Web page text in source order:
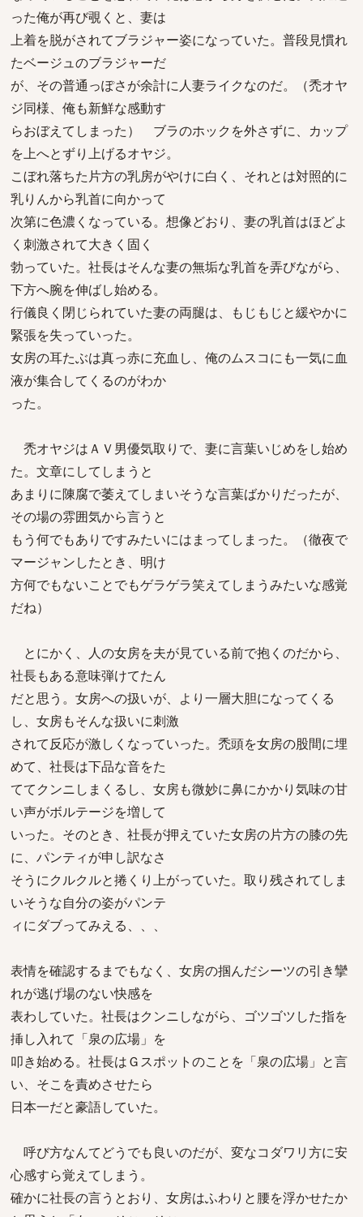
った俺が再び覗くと、妻は
上着を脱がされてブラジャー姿になっていた。普段見慣れ
たベージュのブラジャーだ
が、その普通っぽさが余計に人妻ライクなのだ。（禿オヤ
ジ同様、俺も新鮮な感動す
らおぼえてしまった） ブラのホックを外さずに、カップ
を上へとずり上げるオヤジ。
こぼれ落ちた片方の乳房がやけに白く、それとは対照的に
乳りんから乳首に向かって
次第に色濃くなっている。想像どおり、妻の乳首はほどよ
く刺激されて大きく固く
勃っていた。社長はそんな妻の無垢な乳首を弄びながら、
下方へ腕を伸ばし始める。
行儀良く閉じられていた妻の両腿は、もじもじと緩やかに
緊張を失っていった。
女房の耳たぶは真っ赤に充血し、俺のムスコにも一気に血
液が集合してくるのがわか
った。
禿オヤジはＡＶ男優気取りで、妻に言葉いじめをし始め
た。文章にしてしまうと
あまりに陳腐で萎えてしまいそうな言葉ばかりだったが、
その場の雰囲気から言うと
もう何でもありですみたいにはまってしまった。（徹夜で
マージャンしたとき、明け
方何でもないことでもゲラゲラ笑えてしまうみたいな感覚
だね）
とにかく、人の女房を夫が見ている前で抱くのだから、
社長もある意味弾けてたん
だと思う。女房への扱いが、より一層大胆になってくる
し、女房もそんな扱いに刺激
されて反応が激しくなっていった。禿頭を女房の股間に埋
めて、社長は下品な音をた
ててクンニしまくるし、女房も微妙に鼻にかかり気味の甘
い声がボルテージを増して
いった。そのとき、社長が押えていた女房の片方の膝の先
に、パンティが申し訳なさ
そうにクルクルと捲くり上がっていた。取り残されてしま
いそうな自分の姿がパンテ
ィにダブってみえる、、、
表情を確認するまでもなく、女房の掴んだシーツの引き攣
れが逃げ場のない快感を
表わしていた。社長はクンニしながら、ゴツゴツした指を
挿し入れて「泉の広場」を
叩き始める。社長はＧスポットのことを「泉の広場」と言
い、そこを責めさせたら
日本一だと豪語していた。
呼び方なんてどうでも良いのだが、変なコダワリ方に安
心感すら覚えてしまう。
確かに社長の言うとおり、女房はふわりと腰を浮かせたか